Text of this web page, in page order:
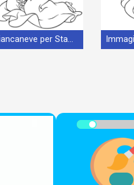
Biancaneve per Stampare